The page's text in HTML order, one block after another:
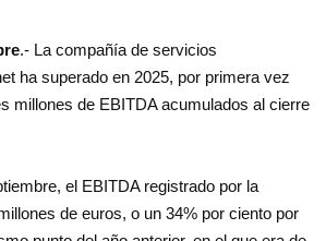
.- La compañía de servicios
ha superado en 2025, por primera vez
millones de EBITDA acumulados al cierre
el EBITDA registrado por la
de euros, o un 34% por ciento por